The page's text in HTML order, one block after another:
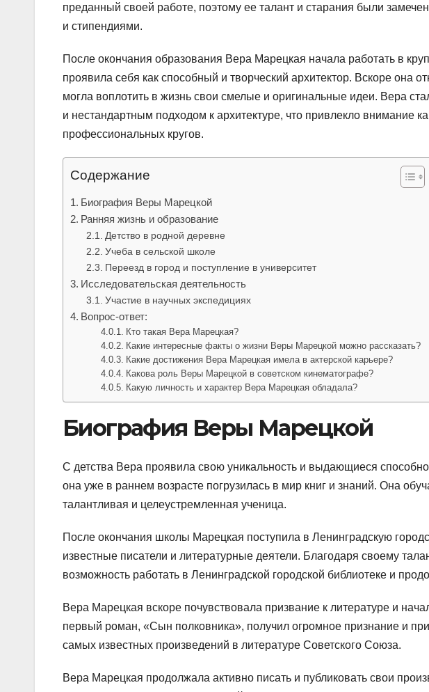
преданный своей работе, поэтому ее талант и старания были
и стипендиями.
После окончания образования Вера Марецкая начала работать в
проявила себя как способный и творческий архитектор. Вскоре она
могла воплотить в жизнь свои смелые и оригинальные идеи. Вера
и нестандартным подходом к архитектуре, что привлекло внимание
профессиональных кругов.
Содержание
Биография Веры Марецкой
Ранняя жизнь и образование
Детство в родной деревне
Учеба в сельской школе
Переезд в город и поступление в университет
Исследовательская деятельность
Участие в научных экспедициях
Вопрос-ответ:
Кто такая Вера Марецкая?
Какие интересные факты о жизни Веры Марецкой можно рассказать?
Какие достижения Вера Марецкая имела в актерской карьере?
Какова роль Веры Марецкой в советском кинематографе?
Какую личность и характер Вера Марецкая обладала?
Биография Веры Марецкой
С детства Вера проявила свою уникальность и выдающиеся
она уже в раннем возрасте погрузилась в мир книг и знаний. Она
талантливая и целеустремленная ученица.
После окончания школы Марецкая поступила в Ленинградскую
известные писатели и литературные деятели. Благодаря своему
возможность работать в Ленинградской городской библиотеке и
Вера Марецкая вскоре почувствовала призвание к литературе и
первый роман, «Сын полковника», получил огромное признание и
самых известных произведений в литературе Советского Союза.
Вера Марецкая продолжала активно писать и публиковать свои